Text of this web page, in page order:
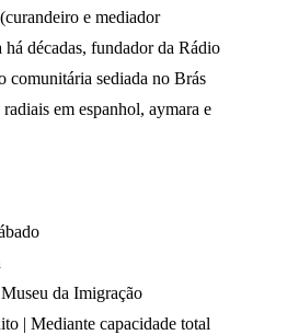
e mediador
décadas, fundador da Rádio
comunitária sediada no Brás
em espanhol, aymara e
da Imigração
| Mediante capacidade total